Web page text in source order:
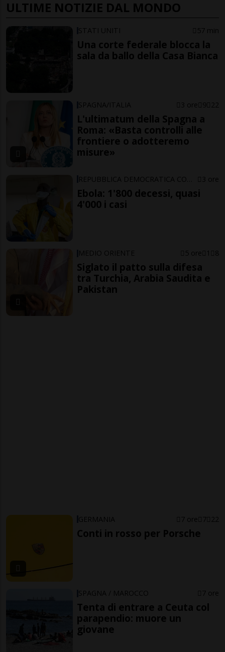
ULTIME NOTIZIE DAL MONDO
STATI UNITI 57 min
Una corte federale blocca la
sala da ballo della Casa Bianca
SPAGNA/ITALIA 3 ore 9 22
L'ultimatum della Spagna a
Roma: «Basta controlli alle
frontiere o adotteremo
misure»
3 ore
Ebola: 1'800 decessi, quasi
4'000 i casi
MEDIO ORIENTE 5 ore 1 8
Siglato il patto sulla difesa
tra Turchia, Arabia Saudita e
Pakistan
GERMANIA 7 ore 7 22
Conti in rosso per Porsche
SPAGNA / MAROCCO 7 ore
Tenta di entrare a Ceuta col
parapendio: muore un
giovane